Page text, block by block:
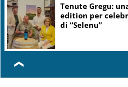
Tenute Gregu:
edition per
di “Selenu”
❮